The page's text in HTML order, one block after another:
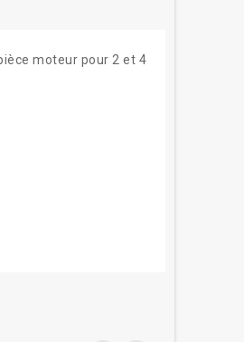
moteur pour 2 et 4